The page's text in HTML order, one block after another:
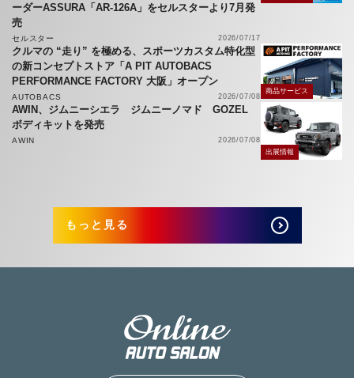
ーダーASSURA「AR-126A」をセルスターより7月発
売
セルスター 2026/07/17
クルマの “走り” を極める、スポーツカスタム特化型
の新コンセプトストア「A PIT AUTOBACS
PERFORMANCE FACTORY 大阪」オープン
AUTOBACS 2026/07/08
商品サービス
AWIN、ジムニーシエラ ジムニーノマド GOZEL
ボディキットを発売
AWIN
2026/07/08
出展情報
もっと見る